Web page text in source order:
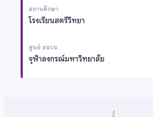
สถานศึกษา
โรงเรียนสตรีวิทยา
ศูนย์ สอวน.
จุฬาลงกรณ์มหาวิทยาลัย